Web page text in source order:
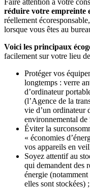
Faire attention à votre
réduire votre empreinte
réellement
lorsque vous êtes au
Voici les principaux
facilement sur votre lieu
Protéger vos
longtemps : verre
d’ordinateur
(l’Agence de la
vie d’un ordinateur
environnemental de
Éviter la
« économies
vos appareils en
Soyez attentif au
qui demandent des
énergie
elles sont stockées) ;